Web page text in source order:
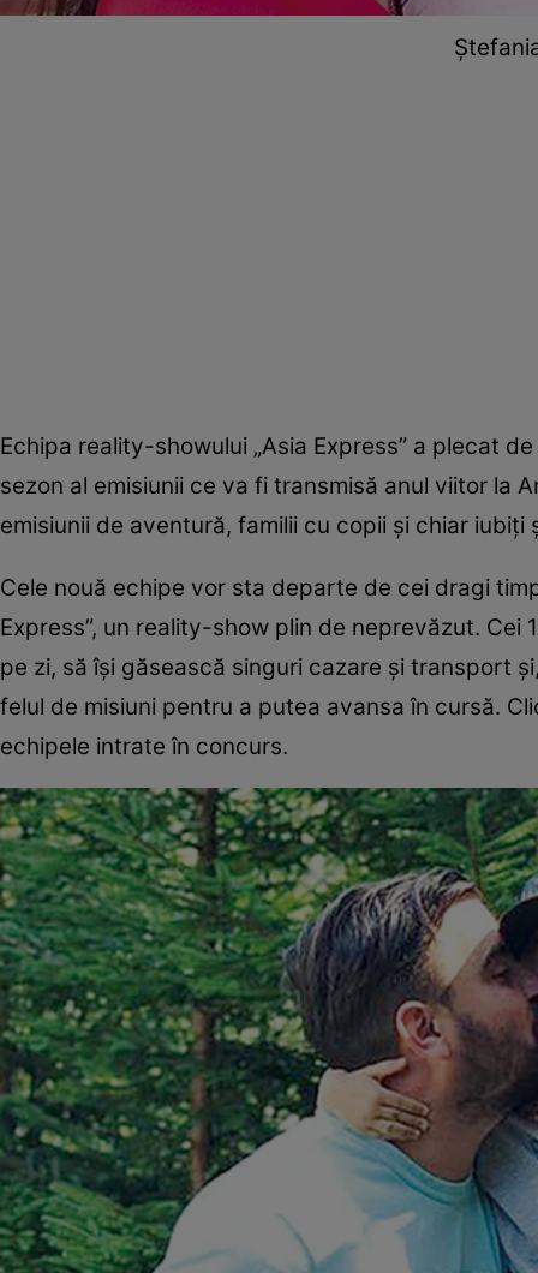
Echipa reality-showului „Asia Express” a plecat
sezon al emisiunii ce va fi transmisă anul viitor la
emisiunii de aventură, familii cu copii şi chiar
Cele nouă echipe vor sta departe de cei dragi
Express”, un reality-show plin de neprevăzut.
pe zi, să îşi găsească singuri cazare şi transport
felul de misiuni pentru a putea avansa în cursă.
echipele intrate în concurs.